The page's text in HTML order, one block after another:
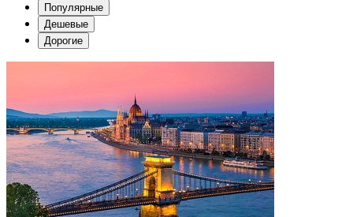
Популярные
Дешевые
Дорогие